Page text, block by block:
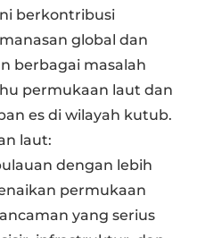
berkontribusi
global dan
berbagai masalah
permukaan laut dan
es di wilayah kutub.
laut:
dengan lebih
permukaan
yang serius